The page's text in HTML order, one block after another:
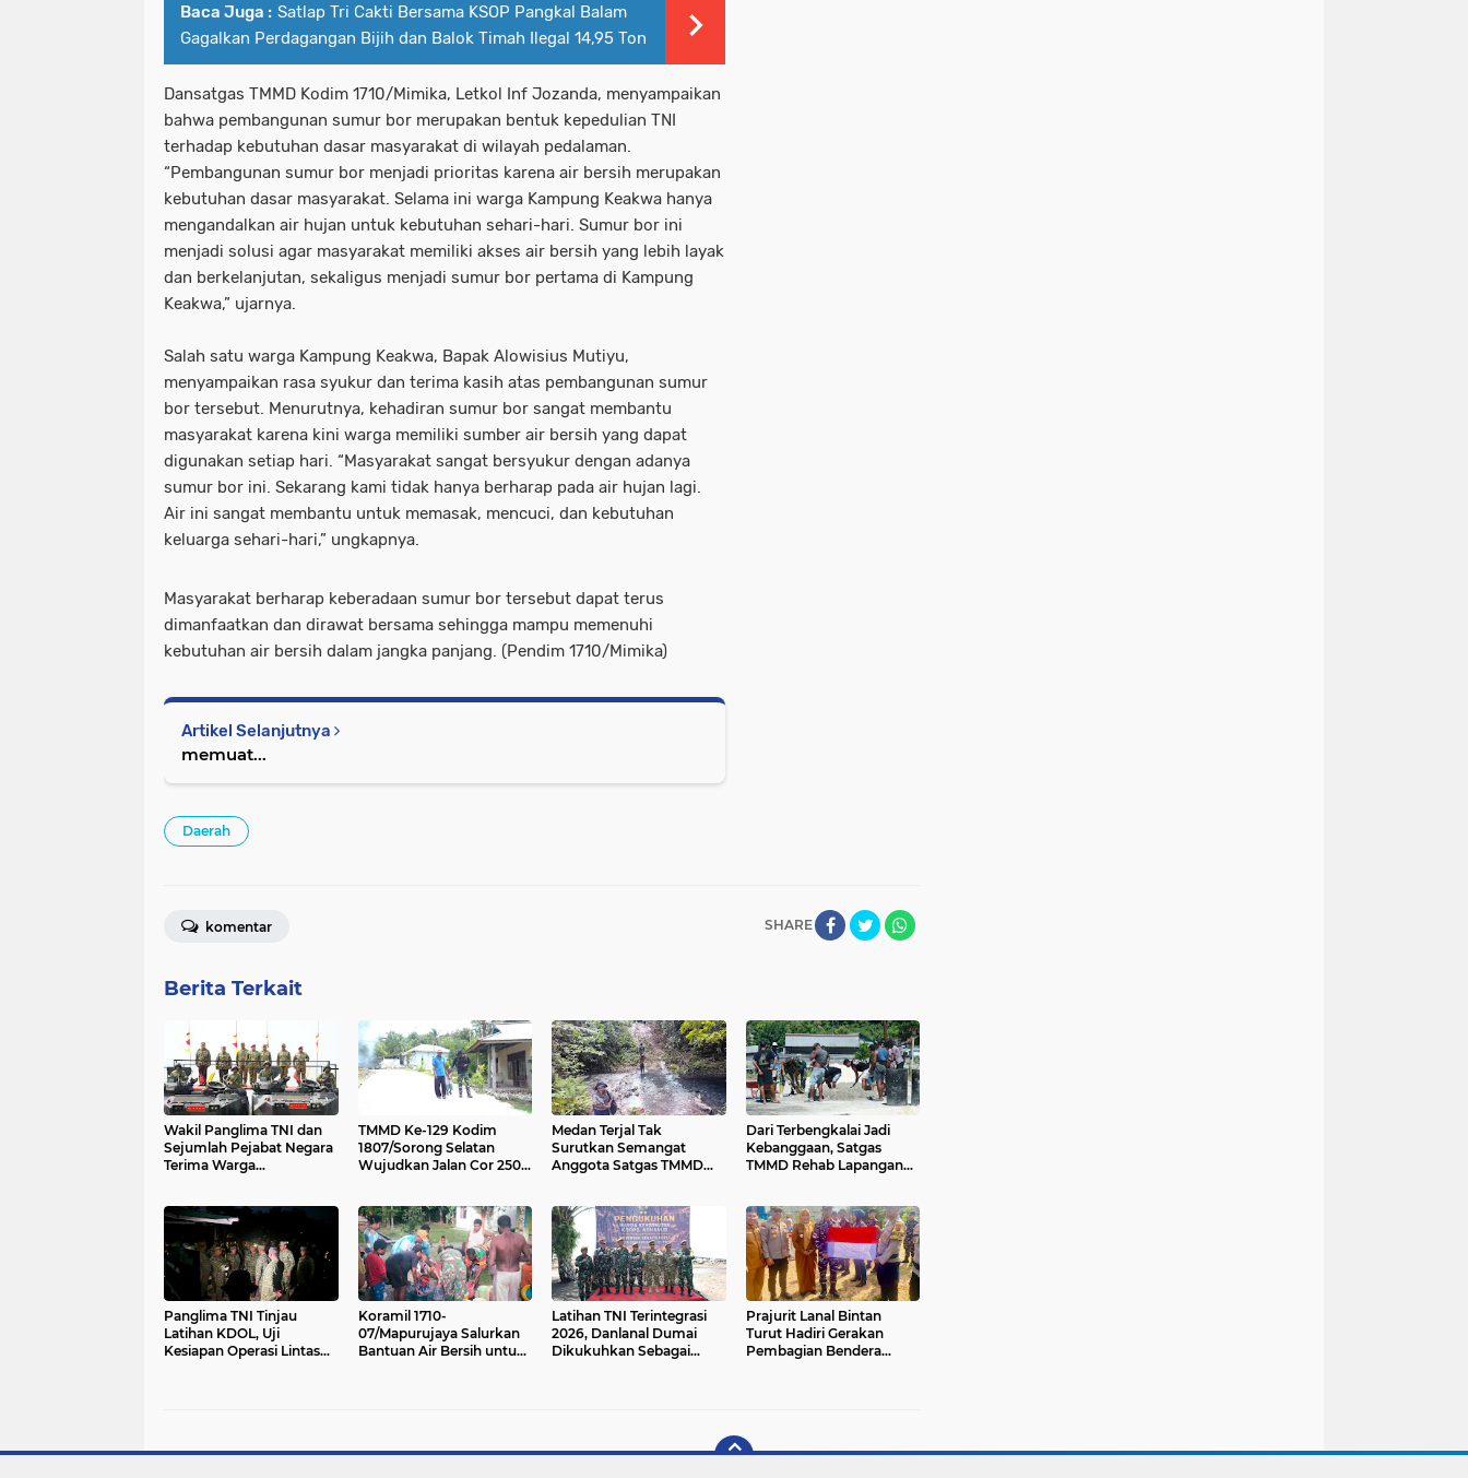
Baca Juga : Satlap Tri Cakti Bersama KSOP Pangkal Balam
Gagalkan Perdagangan Bijih dan Balok Timah Ilegal 14,95 Ton
Dansatgas TMMD Kodim 1710/Mimika, Letkol Inf Jozanda, menyampaikan
bahwa pembangunan sumur bor merupakan bentuk kepedulian TNI
terhadap kebutuhan dasar masyarakat di wilayah pedalaman.
“Pembangunan sumur bor menjadi prioritas karena air bersih merupakan
kebutuhan dasar masyarakat. Selama ini warga Kampung Keakwa hanya
mengandalkan air hujan untuk kebutuhan sehari-hari. Sumur bor ini
menjadi solusi agar masyarakat memiliki akses air bersih yang lebih layak
dan berkelanjutan, sekaligus menjadi sumur bor pertama di Kampung
Keakwa,” ujarnya.
Salah satu warga Kampung Keakwa, Bapak Alowisius Mutiyu,
menyampaikan rasa syukur dan terima kasih atas pembangunan sumur
bor tersebut. Menurutnya, kehadiran sumur bor sangat membantu
masyarakat karena kini warga memiliki sumber air bersih yang dapat
digunakan setiap hari. “Masyarakat sangat bersyukur dengan adanya
sumur bor ini. Sekarang kami tidak hanya berharap pada air hujan lagi.
Air ini sangat membantu untuk memasak, mencuci, dan kebutuhan
keluarga sehari-hari,” ungkapnya.
Masyarakat berharap keberadaan sumur bor tersebut dapat terus
dimanfaatkan dan dirawat bersama sehingga mampu memenuhi
kebutuhan air bersih dalam jangka panjang. (Pendim 1710/Mimika)
Artikel Selanjutnya
memuat...
Daerah
SHARE
komentar
Berita Terkait
Wakil Panglima TNI dan
Sejumlah Pejabat Negara
Terima Warga
TMMD Ke-129 Kodim
1807/Sorong Selatan
Wujudkan Jalan Cor 250
Nyata
Medan Terjal Tak
Surutkan Semangat
Anggota Satgas TMMD
di Kampung Sesor
Dari Terbengkalai Jadi
Kebanggaan, Satgas
TMMD Rehab Lapangan
Panglima TNI Tinjau
Latihan KDOL, Uji
Kesiapan Operasi Lintas
Koramil 1710-
07/Mapurujaya Salurkan
Bantuan Air Bersih untuk
Latihan TNI Terintegrasi
2026, Danlanal Dumai
Dikukuhkan Sebagai
Prajurit Lanal Bintan
Turut Hadiri Gerakan
Pembagian Bendera